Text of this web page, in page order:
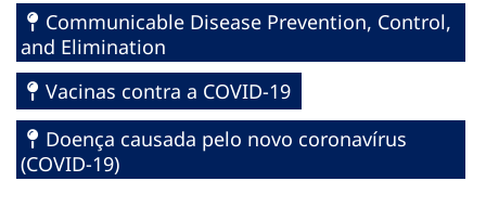
Communicable Disease Prevention, Control,
and Elimination
Vacinas contra a COVID-19
Doença causada pelo novo coronavírus
(COVID-19)